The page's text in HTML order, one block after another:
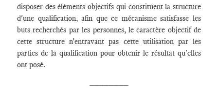
disposer des éléments objectifs qui constituent la structure
d'une qualification, afin que ce mécanisme satisfasse les
buts recherchés par les personnes, le caractère objectif de
cette structure n'entravant pas cette utilisation par les
parties de la qualification pour obtenir le résultat qu'elles
ont posé.